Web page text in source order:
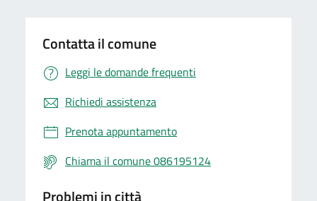
Contatta il comune
Leggi le domande frequenti
Richiedi assistenza
Prenota appuntamento
Chiama il comune 086195124
Problemi in città